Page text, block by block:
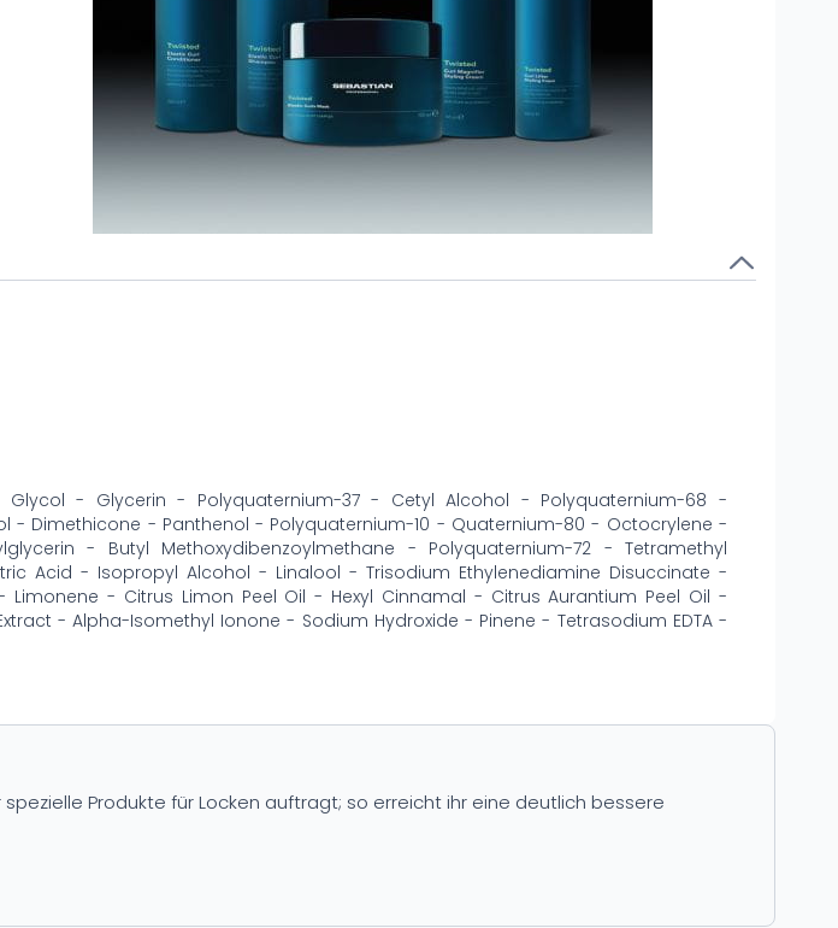
- Glycerin - Polyquaternium-37 - Cetyl Alcohol - Polyquaternium-68 -
- Dimethicone - Panthenol - Polyquaternium-10 - Quaternium-80 - Octocrylene -
- Butyl Methoxydibenzoylmethane - Polyquaternium-72 - Tetramethyl
Acid - Isopropyl Alcohol - Linalool - Trisodium Ethylenediamine Disuccinate -
Limonene - Citrus Limon Peel Oil - Hexyl Cinnamal - Citrus Aurantium Peel Oil -
- Alpha-Isomethyl Ionone - Sodium Hydroxide - Pinene - Tetrasodium EDTA -
Produkte für Locken auftragt; so erreicht ihr eine deutlich bessere